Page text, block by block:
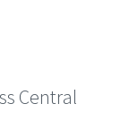
Central